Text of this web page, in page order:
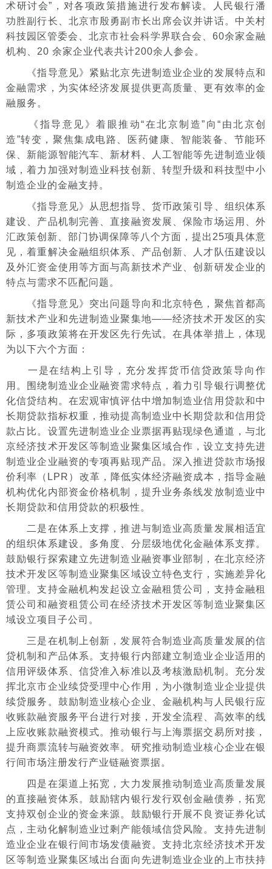
术研讨会”，对各项政策措施进行发布解读。人民银行潘
功胜副行长、北京市殷勇副市长出席会议并讲话。中关村
科技园区管委会、北京市社会科学界联合会、60余家金融
机构、20 余家企业代表共计200余人参会。
《指导意见》紧贴北京先进制造业企业的发展特点和
金融需求，为实体经济发展提供更高质量、更有效率的金
融服务。
《指导意见》着眼推动“在北京制造”向“由北京创
造”转变，聚焦集成电路、医药健康、智能装备、节能环
保、新能源智能汽车、新材料、人工智能等先进制造业领
域，着力加强对制造业科技创新、转型升级和科技型中小
制造企业的金融支持。
《指导意见》从思想指导、货币政策引导、组织体系
建设、产品机制完善、直接融资发展、保险市场运用、外
汇政策创新、部门协调保障等八个方面，提出25项具体意
见，着重解决金融组织体系、产品创新、人才队伍建设以
及外汇资金使用等方面与高新技术产业、创新研发企业的
特点与需求不匹配问题。
《指导意见》突出问题导向和北京特色，聚焦首都高
新技术产业和先进制造业聚集地——经济技术开发区的实
际，多项政策将在开发区先行先试。在具体举措上，体现
为以下六个方面：
一是在结构上引导，充分发挥货币信贷政策导向作
用。围绕制造业企业融资需求特点，着力引导银行调整优
化信贷结构。在宏观审慎评估中增加制造业信用贷款和中
长期贷款指标权重，推动提高制造业中长期贷款和信用贷
款占比。设置先进制造业企业票据再贴现绿色通道，与北
京经济技术开发区等制造业聚集区域合作，设立支持先进
制造业企业融资的专项再贴现产品。深入推进贷款市场报
价利率（LPR）改革，降低实体经济融资成本，指导金融
机构优化内部资金价格机制，提升业务条线发放制造业中
长期贷款和信用贷款的积极性。
二是在体系上支撑，推进与制造业高质量发展相适宜
的组织体系建设。多角度、分层级地优化金融体系支撑。
鼓励银行探索建立先进制造业融资事业部制，在北京经济
技术开发区等制造业聚集区域设立特色支行，实施差异化
管理。支持金融机构发起设立金融租赁公司，支持金融租
赁公司和融资租赁公司在经济技术开发区等制造业聚集区
域设立项目子公司。
三是在机制上创新，发展符合制造业高质量发展的信
贷机制和产品体系。支持银行内部建立制造业企业适用的
信用评级体系、信贷准入标准以及考核激励机制。充分发
挥北京市企业续贷受理中心作用，为小微制造业企业提供
续贷服务。鼓励制造业核心企业、金融机构与人民银行应
收账款融资服务平台进行对接，开发全流程、高效率的线
上应收账款融资模式。推动银行与上海票据交易所对接，
提升商票流转与融资效率。研究推动制造业核心企业在银
行间市场注册发行产业链融资票据。
四是在渠道上拓宽，大力发展推动制造业高质量发展
的直接融资体系。鼓励辖内银行发行双创金融债券，拓宽
支持双创企业的资金来源。鼓励银行开展不良资证券化试
点，主动化解制造业过剩产能领域信贷风险。支持先进制
造业企业在银行间市场发债融资。支持北京经济技术开发
区等制造业聚集区域出台面向先进制造业企业的上市扶持